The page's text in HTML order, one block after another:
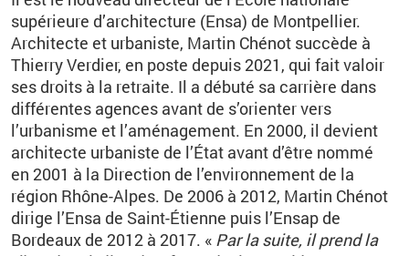
supérieure d’architecture (Ensa) de Montpellier.
Architecte et urbaniste, Martin Chénot succède à
Thierry Verdier, en poste depuis 2021, qui fait valoir
ses droits à la retraite. Il a débuté sa carrière dans
différentes agences avant de s’orienter vers
l’urbanisme et l’aménagement. En 2000, il devient
architecte urbaniste de l’État avant d’être nommé
en 2001 à la Direction de l’environnement de la
région Rhône-Alpes. De 2006 à 2012, Martin Chénot
dirige l’Ensa de Saint-Étienne puis l’Ensap de
Bordeaux de 2012 à 2017. « Par la suite, il prend la